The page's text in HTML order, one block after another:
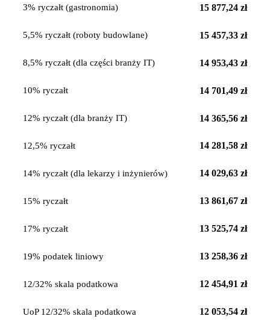
3% ryczałt (gastronomia) 15 877,24 zł
5,5% ryczałt (roboty budowlane) 15 457,33 zł
8,5% ryczałt (dla części branży IT) 14 953,43 zł
10% ryczałt 14 701,49 zł
12% ryczałt (dla branży IT) 14 365,56 zł
12,5% ryczałt 14 281,58 zł
14% ryczałt (dla lekarzy i inżynierów) 14 029,63 zł
15% ryczałt 13 861,67 zł
17% ryczałt 13 525,74 zł
19% podatek liniowy 13 258,36 zł
12/32% skala podatkowa 12 454,91 zł
UoP 12/32% skala podatkowa 12 053,54 zł